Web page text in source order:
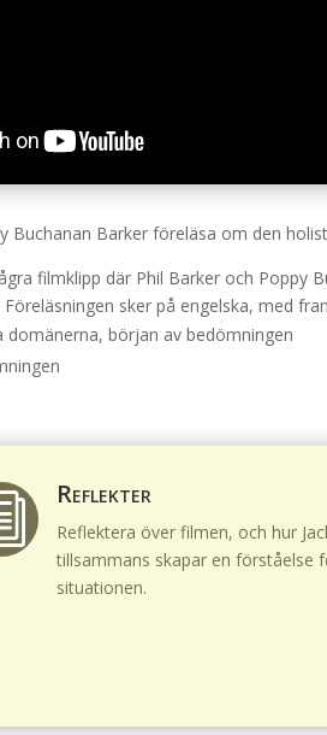
Buchanan Barker föreläsa om den
filmklipp där Phil Barker och Poppy
sker på engelska, med
domänerna, början av bedömningen
Reflekter
Reflektera över filmen, och hur
tillsammans skapar en förståelse
situationen.